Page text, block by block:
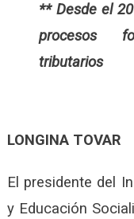
** Desde el
procesos
tributarios
LONGINA TOVAR
El presidente del
y Educación